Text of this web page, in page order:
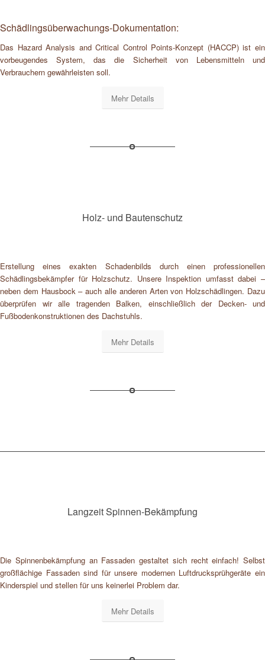
Schädlingsüberwachungs-Dokumentation:
Das Hazard Analysis and Critical Control Points-Konzept (HACCP) ist ein
vorbeugendes System, das die Sicherheit von Lebensmitteln und
Verbrauchern gewährleisten soll.
Mehr Details
Holz- und Bautenschutz
Erstellung eines exakten Schadenbilds durch einen professionellen
Schädlingsbekämpfer für Holzschutz. Unsere Inspektion umfasst dabei –
neben dem Hausbock – auch alle anderen Arten von Holzschädlingen. Dazu
überprüfen wir alle tragenden Balken, einschließlich der Decken- und
Fußbodenkonstruktionen des Dachstuhls.
Mehr Details
Langzeit Spinnen-Bekämpfung
Die Spinnenbekämpfung an Fassaden gestaltet sich recht einfach! Selbst
großflächige Fassaden sind für unsere modernen Luftdrucksprühgeräte ein
Kinderspiel und stellen für uns keinerlei Problem dar.
Mehr Details